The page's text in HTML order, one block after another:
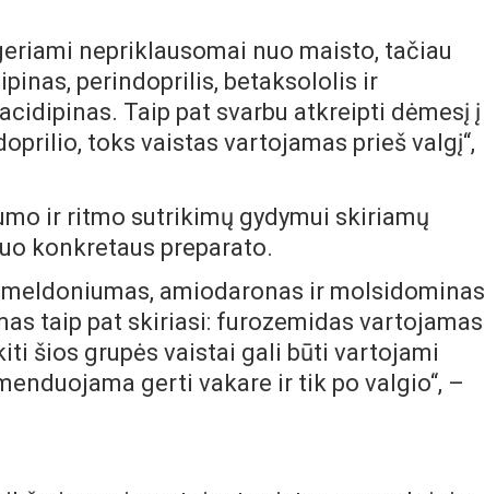
nepriklausomai nuo maisto, tačiau
perindoprilis, betaksololis ir
Taip pat svarbu atkreipti dėmesį į
toks vaistas vartojamas prieš valgį“,
ir ritmo sutrikimų gydymui skiriamų
konkretaus preparato.
amiodaronas ir molsidominas
taip pat skiriasi: furozemidas vartojamas
šios grupės vaistai gali būti vartojami
gerti vakare ir tik po valgio“, –